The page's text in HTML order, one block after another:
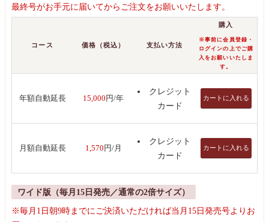
最終号がお手元に届いてからご注文をお願いいたします。
コース 価格（税込） 支払い方法
購入
※事前に会員登録・
ログインの上でご購
入をお願いいたしま
す。
年額自動延長 15,000 円/年
クレジット
カード
カートに入れる
月額自動延長 1,570 円/月
クレジット
カード
カートに入れる
ワイド版（毎月15日発売／通常の2倍サイズ）
※毎月1日朝9時までにご決済いただければ当月15日発売号よりお